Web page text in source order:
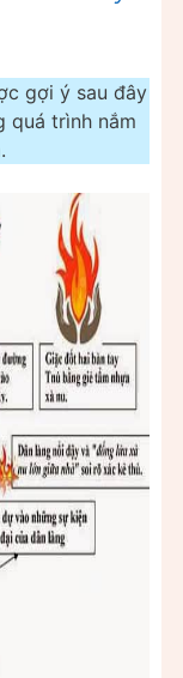
gợi ý sau đây
quá trình nắm